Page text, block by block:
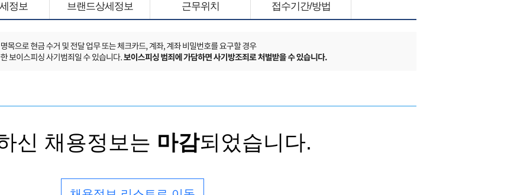
정보 브랜드상세정보 근무위치 접수기간/방법
신 채용정보는 마감되었습니다.